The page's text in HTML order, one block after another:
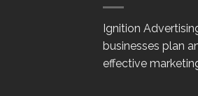
Ignition
businesses plan
effective